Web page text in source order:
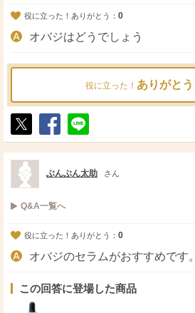
役に立った！ありがとう： 0
オバジはどうでしょう
役に立った！ ありがとう
ポ
ス
ト
シ
ェ
送
る
ぶんぶん太助 さん
Q&A一覧へ
役に立った！ありがとう： 0
オバジのセラムがおすすめです。
この回答に登場した商品